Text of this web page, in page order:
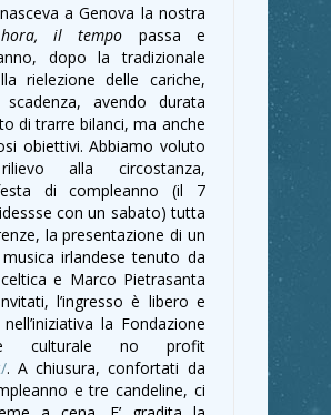
a Genova la nostra
il tempo passa e
dopo la tradizionale
rielezione delle cariche,
avendo durata
di trarre bilanci, ma anche
obiettivi. Abbiamo voluto
alla circostanza,
di compleanno (il 7
con un sabato) tutta
la presentazione di un
irlandese tenuto da
e Marco Pietrasanta
l’ingresso è libero e
la Fondazione
culturale no profit
. A chiusura, confortati da
e tre candeline, ci